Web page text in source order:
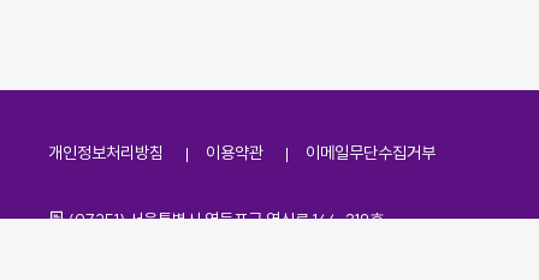
개인정보처리방침 이용약관 이메일무단수집거부
주소
(07251) 서울특별시 영등포구 영신로 166, 319호